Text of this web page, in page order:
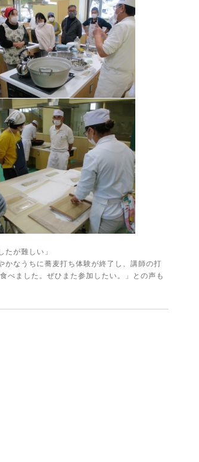
たが難しい」
かなうちに蕎麦打ち体験が終了し、講師の打
べました。ぜひまた参加したい。」との声も